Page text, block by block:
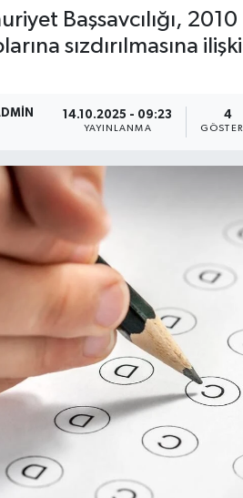
Başsavcılığı, 2010
sızdırılmasına
14.10.2025 - 09:23
YAYINLANMA
4